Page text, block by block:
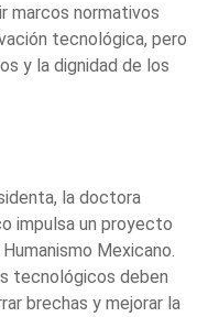
marcos normativos
tecnológica, pero
y la dignidad de los
la doctora
impulsa un proyecto
Mexicano.
tecnológicos deben
brechas y mejorar la